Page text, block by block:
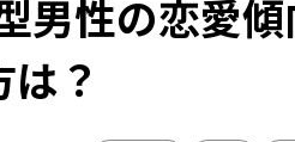
男性の恋愛
は？